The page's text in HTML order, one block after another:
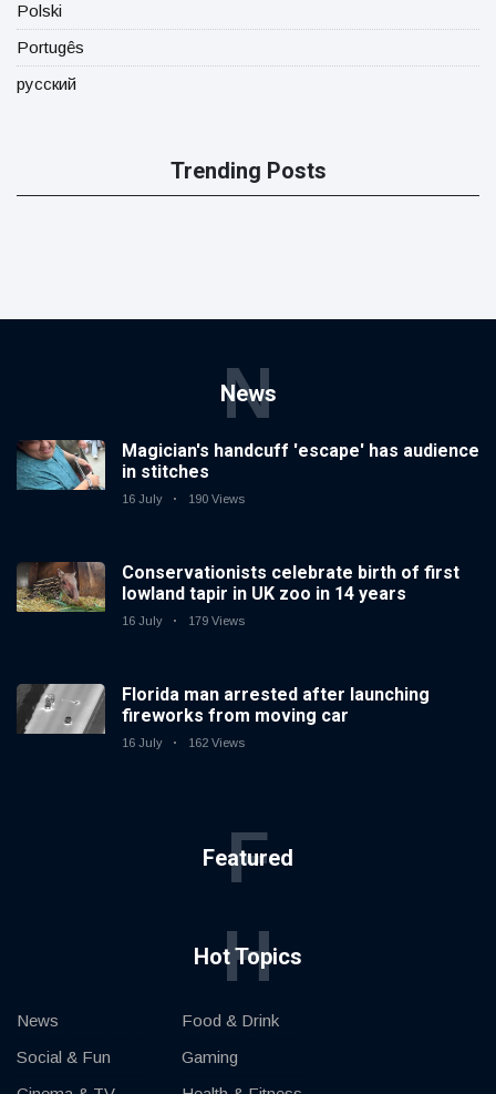
Polski
Portugês
русский
Trending Posts
News
N
Magician's handcuff 'escape' has audience
in stitches
16 July 190 Views
Conservationists celebrate birth of first
lowland tapir in UK zoo in 14 years
16 July 179 Views
Florida man arrested after launching
fireworks from moving car
16 July 162 Views
Featured
F
Hot Topics
H
News
Social & Fun
Food & Drink
Gaming